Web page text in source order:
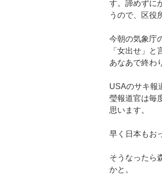
す。諦めずに
うので、区役
今朝の気象庁
「女出せ」
あなあで終わ
USAのサキ報
瑩報道官は毎
思います。
早く日本もお
そうなったら
かと。